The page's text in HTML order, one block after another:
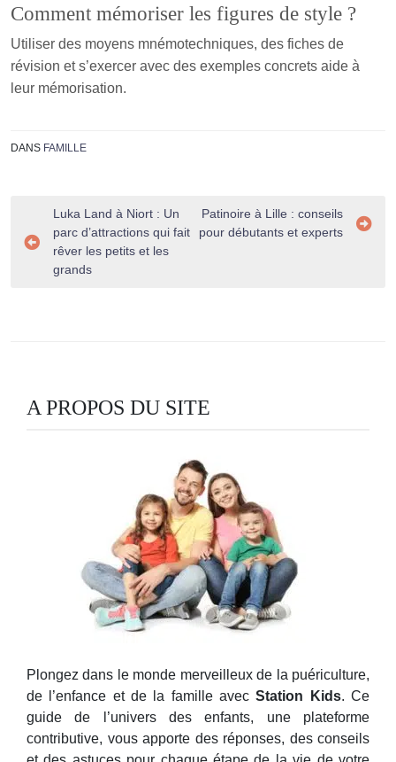
Comment mémoriser les figures de style ?
Utiliser des moyens mnémotechniques, des fiches de
révision et s’exercer avec des exemples concrets aide à
leur mémorisation.
DANS FAMILLE
Navigation
de
l’article
Luka Land à Niort : Un
parc d’attractions qui fait
rêver les petits et les
grands
Patinoire à Lille : conseils
pour débutants et experts
A PROPOS DU SITE
Plongez dans le monde merveilleux de la puériculture,
de l’enfance et de la famille avecStation Kids. Ce
guide de l’univers des enfants, une plateforme
contributive, vous apporte des réponses, des conseils